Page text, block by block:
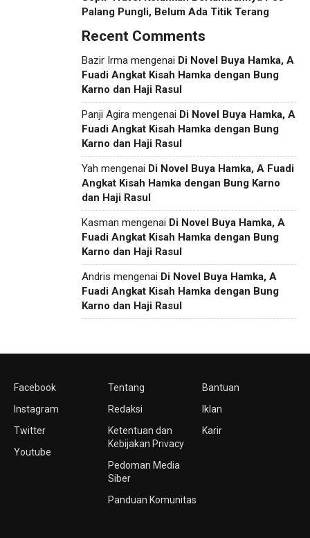
Palang Pungli, Belum Ada Titik Terang
Recent Comments
Bazir Irma mengenai Di Novel Buya Hamka, A
Fuadi Angkat Kisah Hamka dengan Bung
Karno dan Haji Rasul
Panji Agira mengenai Di Novel Buya Hamka, A
Fuadi Angkat Kisah Hamka dengan Bung
Karno dan Haji Rasul
Yah mengenai Di Novel Buya Hamka, A Fuadi
Angkat Kisah Hamka dengan Bung Karno
dan Haji Rasul
Kasman mengenai Di Novel Buya Hamka, A
Fuadi Angkat Kisah Hamka dengan Bung
Karno dan Haji Rasul
Andris mengenai Di Novel Buya Hamka, A
Fuadi Angkat Kisah Hamka dengan Bung
Karno dan Haji Rasul
Facebook
Instagram
Twitter
Youtube
Tentang
Redaksi
Ketentuan dan
Kebijakan Privacy
Pedoman Media
Siber
Panduan Komunitas
Bantuan
Iklan
Karir